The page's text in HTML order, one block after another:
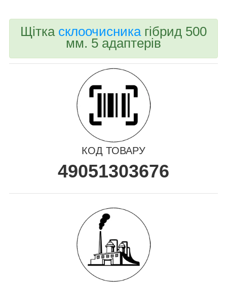
Щітка склоочисникагібрид 500
мм. 5 адаптерів
КОД ТОВАРУ
49051303676